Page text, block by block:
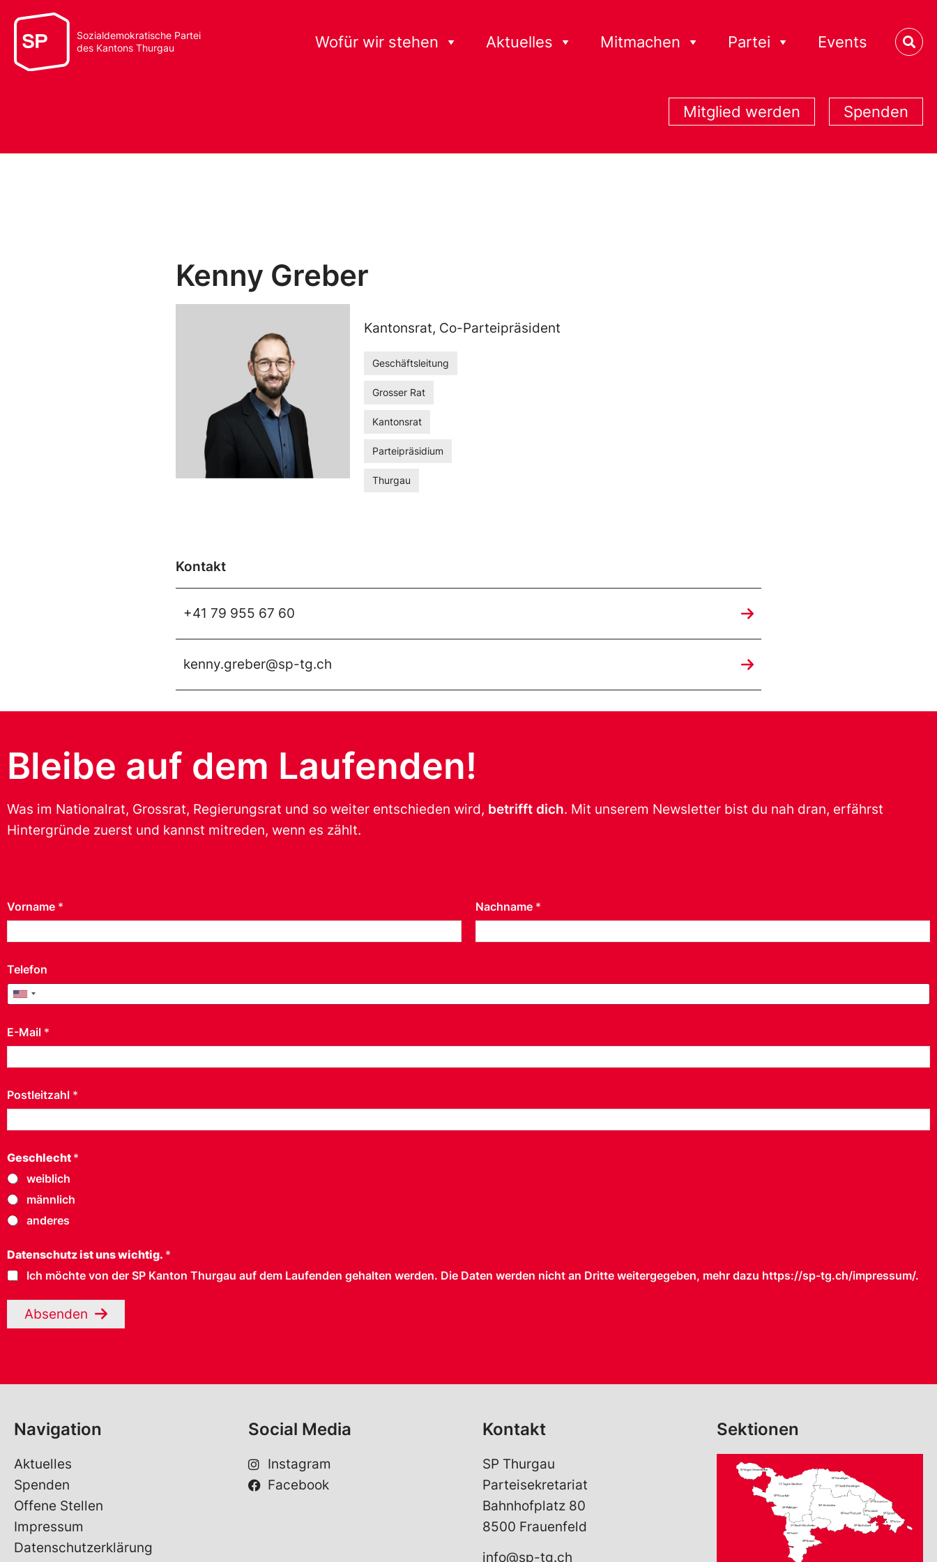
Sozialdemokratische Partei
des Kantons Thurgau
Wofür wir stehen Aktuelles Mitmachen Partei Events
Mitglied werden Spenden
Kenny Greber
Kantonsrat, Co-Parteipräsident
Geschäftsleitung
Grosser Rat
Kantonsrat
Parteipräsidium
Thurgau
Kontakt
+41 79 955 67 60
kenny.greber@sp-tg.ch
Bleibe auf dem Laufenden!
Was im Nationalrat, Grossrat, Regierungsrat und so weiter entschieden wird, betrifft dich. Mit unserem Newsletter bist du nah dran, erfährst
Hintergründe zuerst und kannst mitreden, wenn es zählt.
Vorname * Nachname *
Telefon
United States +1
E-Mail *
Postleitzahl *
Geschlecht *
weiblich
männlich
anderes
Datenschutz ist uns wichtig. *
Ich möchte von der SP Kanton Thurgau auf dem Laufenden gehalten werden. Die Daten werden nicht an Dritte weitergegeben, mehr dazu https://sp-tg.ch/impressum/.
Absenden
Navigation
Aktuelles
Spenden
Offene Stellen
Impressum
Datenschutzerklärung
Social Media
Instagram
Facebook
Kontakt
SP Thurgau
Parteisekretariat
Bahnhofplatz 80
8500 Frauenfeld
info@sp-tg.ch
Sektionen